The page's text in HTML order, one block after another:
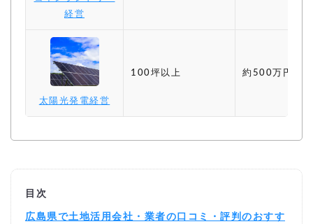
経営
太陽光発電経営
100坪以上 約500万円〜
目次
広島県で土地活用会社・業者の口コミ・評判のおすす